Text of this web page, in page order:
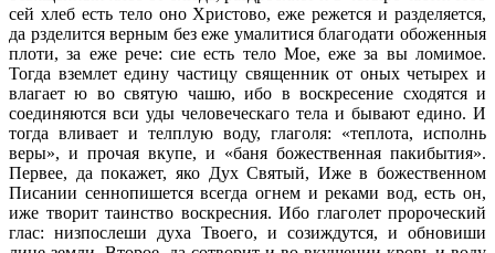
сей хлеб есть тело оно Христово, еже режется и разделяется,
да рзделится верным без еже умалитися благодати обоженныя
плоти, за еже рече: сие есть тело Мое, еже за вы ломимое.
Тогда вземлет едину частицу священник от оных четырех и
влагает ю во святую чашю, ибо в воскресение сходятся и
соединяются вси уды человеческаго тела и бывают едино. И
тогда вливает и телплую воду, глаголя: «теплота, исполнь
веры», и прочая вкупе, и «баня божественная пакибытия».
Первее, да покажет, яко Дух Святый, Иже в божественном
Писании сеннопишется всегда огнем и реками вод, есть он,
иже творит таинство воскресния. Ибо глаголет пророческий
глас: низпослеши духа Твоего, и созиждутся, и обновиши